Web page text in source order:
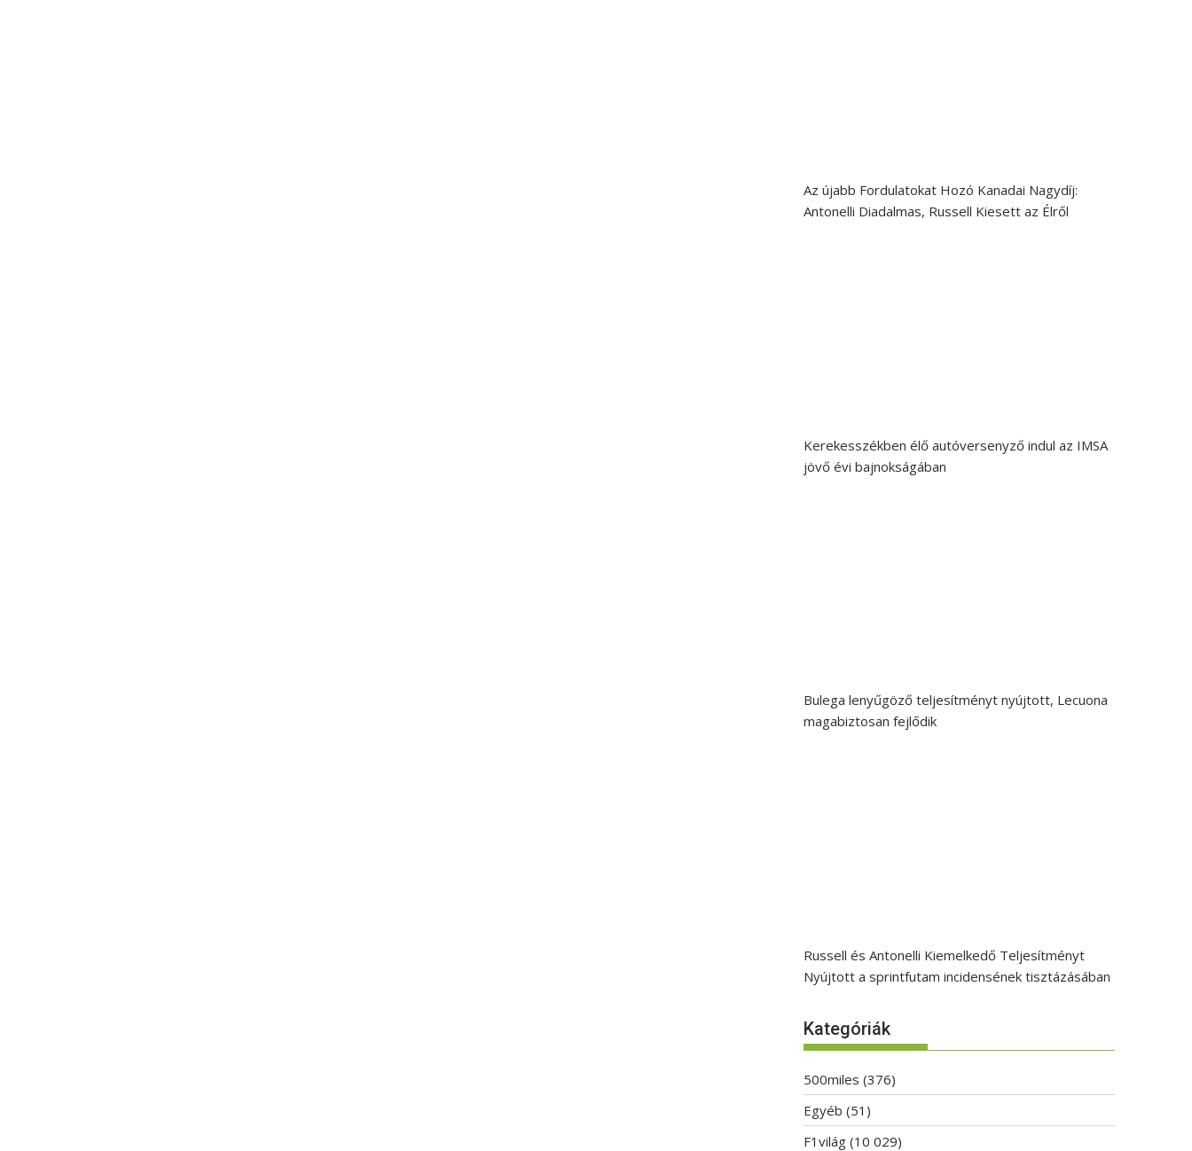
Az újabb Fordulatokat Hozó Kanadai Nagydíj:
Antonelli Diadalmas, Russell Kiesett az Élről
Kerekesszékben élő autóversenyző indul az IMSA
jövő évi bajnokságában
Bulega lenyűgöző teljesítményt nyújtott, Lecuona
magabiztosan fejlődik
Russell és Antonelli Kiemelkedő Teljesítményt
Nyújtott a sprintfutam incidensének tisztázásában
Kategóriák
500miles (376)
Egyéb (51)
F1világ (10 029)